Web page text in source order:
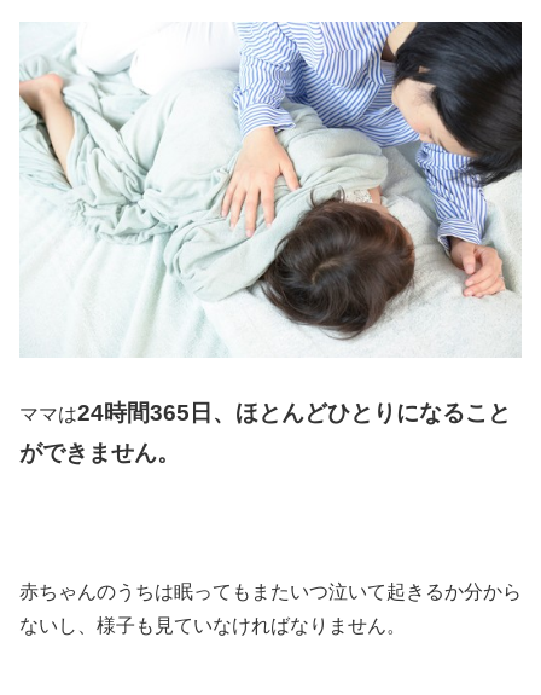
ママは24時間365日、ほとんどひとりになること
ができません。
赤ちゃんのうちは眠ってもまたいつ泣いて起きるか分から
ないし、様子も見ていなければなりません。